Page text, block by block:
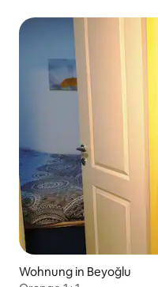
Wohnung in Beyoğlu